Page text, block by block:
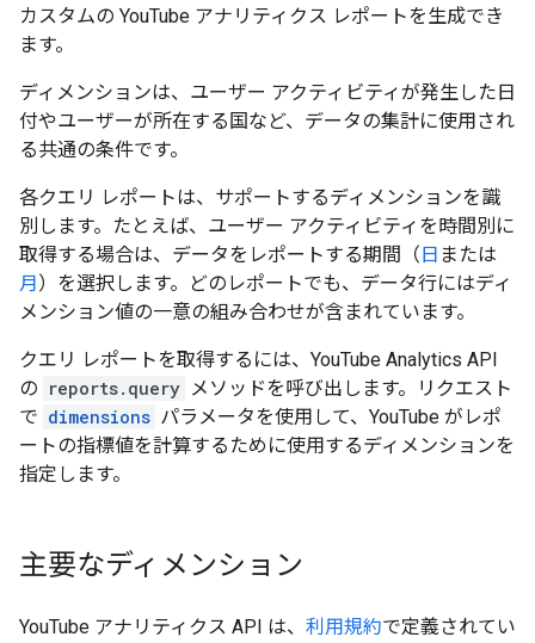
カスタムの YouTube アナリティクス レポートを生成でき
ます。
ディメンションは、ユーザー アクティビティが発生した日
付やユーザーが所在する国など、データの集計に使用され
る共通の条件です。
各クエリ レポートは、サポートするディメンションを識
別します。たとえば、ユーザー アクティビティを時間別に
取得する場合は、データをレポートする期間（日 または
月）を選択します。どのレポートでも、データ行にはディ
メンション値の一意の組み合わせが含まれています。
クエリ レポートを取得するには、YouTube Analytics API
の reports.query メソッドを呼び出します。リクエスト
で dimensions パラメータを使用して、YouTube がレポ
ートの指標値を計算するために使用するディメンションを
指定します。
主要なディメンション
YouTube アナリティクス API は、 利用規約で定義されてい